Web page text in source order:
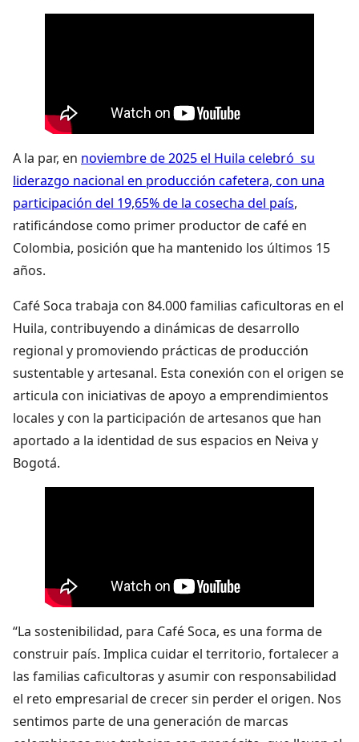
A la par, en noviembre de 2025 el Huila celebró su
liderazgo nacional en producción cafetera, con una
participación del 19,65% de la cosecha del país,
ratificándose como primer productor de café en
Colombia, posición que ha mantenido los últimos 15
años.
Café Soca trabaja con 84.000 familias caficultoras en el
Huila, contribuyendo a dinámicas de desarrollo
regional y promoviendo prácticas de producción
sustentable y artesanal. Esta conexión con el origen se
articula con iniciativas de apoyo a emprendimientos
locales y con la participación de artesanos que han
aportado a la identidad de sus espacios en Neiva y
Bogotá.
“La sostenibilidad, para Café Soca, es una forma de
construir país. Implica cuidar el territorio, fortalecer a
las familias caficultoras y asumir con responsabilidad
el reto empresarial de crecer sin perder el origen. Nos
sentimos parte de una generación de marcas